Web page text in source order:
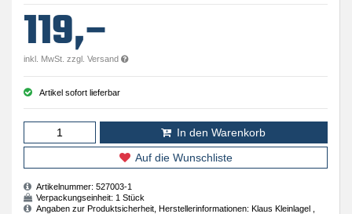
119,–
inkl. MwSt. zzgl. Versand
Artikel sofort lieferbar
In den Warenkorb
Auf die Wunschliste
Artikelnummer: 527003-1
Verpackungseinheit: 1 Stück
Angaben zur Produktsicherheit, Herstellerinformationen: Klaus Kleinlagel ,